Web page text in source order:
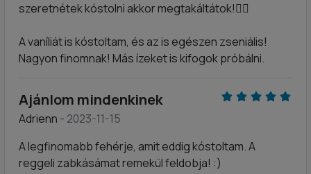
szeretnétek kóstolni akkor megtakáltátok!👌🏼
A vaníliát is kóstoltam, és az is egészen zseniális!
Nagyon finomnak! Más ízeket is kifogok próbálni.
Ajánlom mindenkinek
Adrienn - 2023-11-15
A legfinomabb fehérje, amit eddig kóstoltam. A
reggeli zabkásámat remekül feldobja! :)